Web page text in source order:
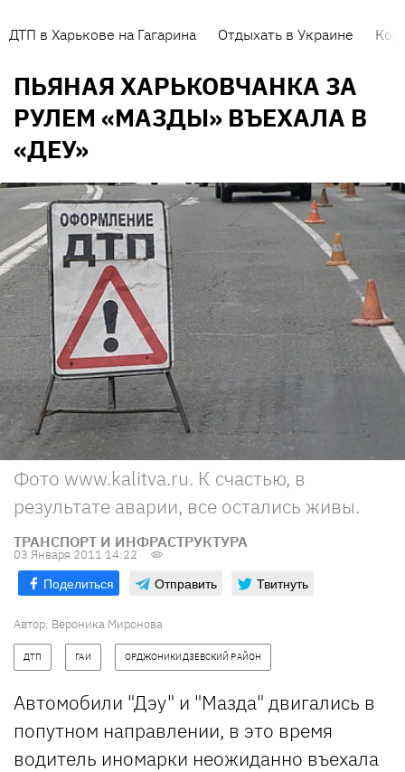
ДТП в Харькове на Гагарина Отдыхать в Украине
ПЬЯНАЯ ХАРЬКОВЧАНКА ЗА
РУЛЕМ «МАЗДЫ» ВЪЕХАЛА В
«ДЕУ»
Фото www.kalitva.ru. К счастью, в
результате аварии, все остались живы.
ТРАНСПОРТ И ИНФРАСТРУКТУРА
03 Января 2011 14:22
Поделиться Отправить Твитнуть
Автор: Вероника Миронова
ДТП ГАИ ОРДЖОНИКИДЗЕВСКИЙ РАЙОН
Автомобили "Дэу" и "Мазда" двигались в
попутном направлении, в это время
водитель иномарки неожиданно въехала